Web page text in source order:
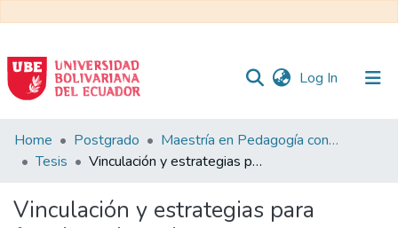
Log In (current)
Communities
&
All of DSpace
Home Postgrado
Maestría en Pedagogía con Mención en Formación Técnica y Profesional
Tesis
Vinculación y estrategias para fortalecer las microempresas a través de las necesidades comunitarias de los establecimientos educativos técnicos de San Lorenzo provincia de Esmeraldas
Vinculación y estrategias para